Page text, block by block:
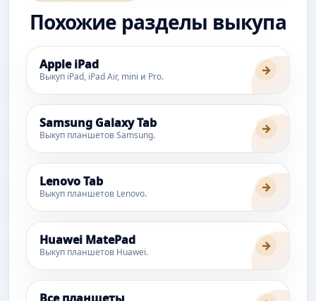
Похожие разделы выкупа
Apple iPad
Выкуп iPad, iPad Air, mini и Pro. →
Samsung Galaxy Tab
Выкуп планшетов Samsung. →
Lenovo Tab
Выкуп планшетов Lenovo. →
Huawei MatePad
Выкуп планшетов Huawei. →